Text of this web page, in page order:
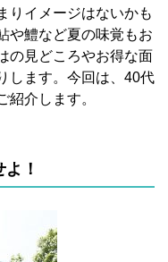
りイメージはないかも
や鱧など夏の味覚もお
の見どころやお得な面
します。今回は、40代
紹介します。
！